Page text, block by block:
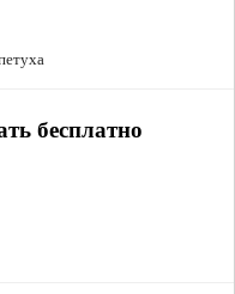
бесплатно